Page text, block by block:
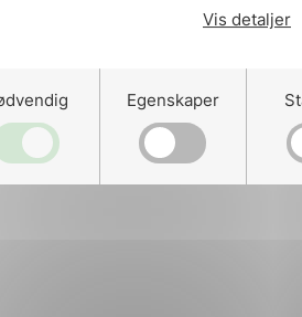
Vis detaljer
Egenskaper